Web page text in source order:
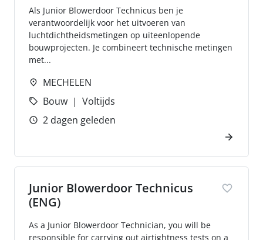
Als Junior Blowerdoor Technicus ben je
verantwoordelijk voor het uitvoeren van
luchtdichtheidsmetingen op uiteenlopende
bouwprojecten. Je combineert technische metingen
met...
MECHELEN
Bouw
Voltijds
2 dagen geleden
Junior Blowerdoor Technicus
(ENG)
As a Junior Blowerdoor Technician, you will be
responsible for carrying out airtightness tests on a